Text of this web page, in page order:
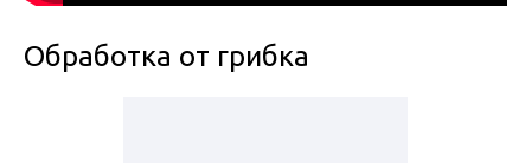
Обработка от грибка